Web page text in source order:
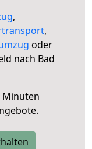
,
,
oder
nach Bad
Minuten